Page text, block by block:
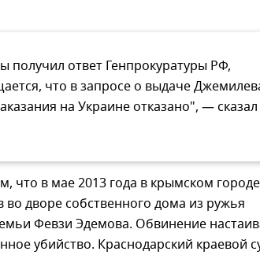
получил ответ Генпрокуратуры РФ,
что в запросе о выдаче
на Украине отказано", — сказал
что в мае 2013 года в крымском городе
дворе собственного дома из ружья
Февзи Эдемова. Обвинение
убийство. Краснодарский краевой